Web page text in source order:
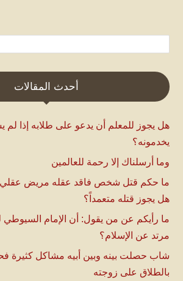
أحدث المقالات
هل يجوز للمعلم أن يدعو على طلابه إذا لم
يخدمونه؟
وما أرسلناك إلا رحمة للعالمين
ما حكم قتل شخص فاقد عقله مريض
هل يجوز قتله متعمداً؟
ما رأيكم عن من يقول: أن الإمام
مرتد عن الإسلام؟
شاب حصلت بينه وبين أبيه مشاكل كثيرة
بالطلاق على زوجته